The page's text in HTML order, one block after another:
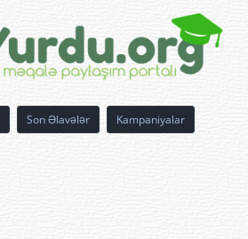
Son Əlavələr Kampaniyalar